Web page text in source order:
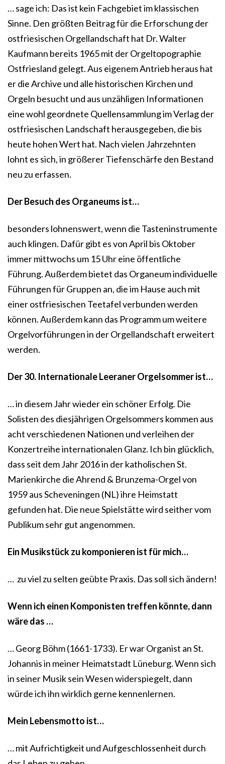
… sage ich: Das ist kein Fachgebiet im klassischen
Sinne. Den größten Beitrag für die Erforschung der
ostfriesischen Orgellandschaft hat Dr. Walter
Kaufmann bereits 1965 mit der Orgeltopographie
Ostfriesland gelegt. Aus eigenem Antrieb heraus hat
er die Archive und alle historischen Kirchen und
Orgeln besucht und aus unzähligen Informationen
eine wohl geordnete Quellensammlung im Verlag der
ostfriesischen Landschaft herausgegeben, die bis
heute hohen Wert hat. Nach vielen Jahrzehnten
lohnt es sich, in größerer Tiefenschärfe den Bestand
neu zu erfassen.
Der Besuch des Organeums ist…
besonders lohnenswert, wenn die Tasteninstrumente
auch klingen. Dafür gibt es von April bis Oktober
immer mittwochs um 15 Uhr eine öffentliche
Führung. Außerdem bietet das Organeum individuelle
Führungen für Gruppen an, die im Hause auch mit
einer ostfriesischen Teetafel verbunden werden
können. Außerdem kann das Programm um weitere
Orgelvorführungen in der Orgellandschaft erweitert
werden.
Der 30. Internationale Leeraner Orgelsommer ist…
… in diesem Jahr wieder ein schöner Erfolg. Die
Solisten des diesjährigen Orgelsommers kommen aus
acht verschiedenen Nationen und verleihen der
Konzertreihe internationalen Glanz. Ich bin glücklich,
dass seit dem Jahr 2016 in der katholischen St.
Marienkirche die Ahrend & Brunzema-Orgel von
1959 aus Scheveningen (NL) ihre Heimstatt
gefunden hat. Die neue Spielstätte wird seither vom
Publikum sehr gut angenommen.
Ein Musikstück zu komponieren ist für mich…
… zu viel zu selten geübte Praxis. Das soll sich ändern!
Wenn ich einen Komponisten treffen könnte, dann
wäre das …
… Georg Böhm (1661-1733). Er war Organist an St.
Johannis in meiner Heimatstadt Lüneburg. Wenn sich
in seiner Musik sein Wesen widerspiegelt, dann
würde ich ihn wirklich gerne kennenlernen.
Mein Lebensmotto ist…
… mit Aufrichtigkeit und Aufgeschlossenheit durch